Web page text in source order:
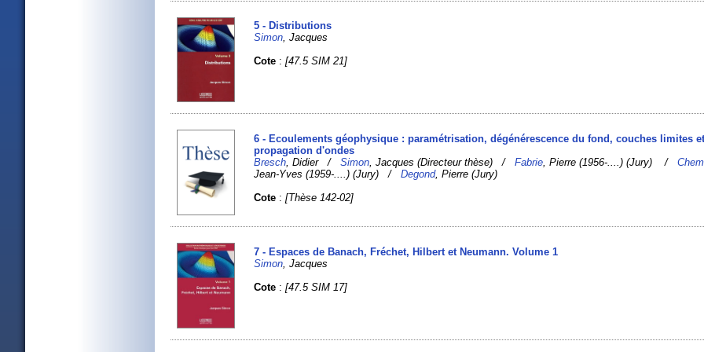
5 - Distributions
Simon, Jacques
Cote :[47.5 SIM 21]
6 - Ecoulements géophysique : paramétrisation, dégénérescence du fond, couches limites
propagation d'ondes
Bresch, Didier /Simon, Jacques (Directeur thèse) /Fabrie, Pierre (1956-....) (Jury) /
Jean-Yves (1959-....) (Jury) /Degond, Pierre (Jury)
Cote :[Thèse 142-02]
7 - Espaces de Banach, Fréchet, Hilbert et Neumann. Volume 1
Simon , Jacques
Cote :[47.5 SIM 17]